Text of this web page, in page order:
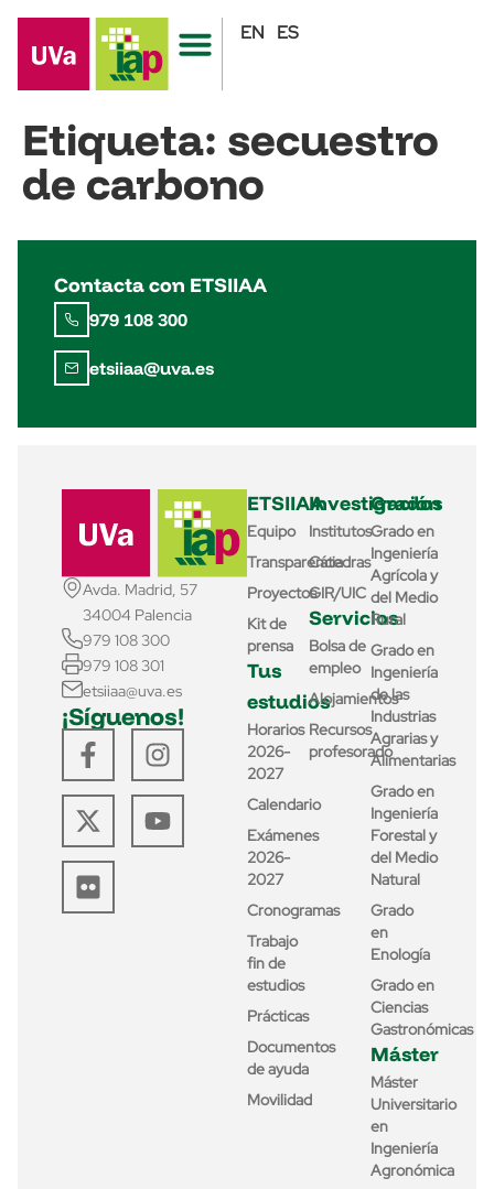
EN ES
Etiqueta: secuestro
de carbono
Contacta con ETSIIAA
979 108 300
etsiiaa@uva.es
Avda. Madrid, 57
34004 Palencia
979 108 300
979 108 301
etsiiaa@uva.es
¡Síguenos!
ETSIIAA
Equipo
Transparencia
Proyectos
Kit de
prensa
Tus
estudios
Horarios
2026-
2027
Calendario
Exámenes
2026-
2027
Cronogramas
Trabajo
fin de
estudios
Prácticas
Documentos
de ayuda
Movilidad
Investigación
Institutos
Cátedras
GIR/UIC
Servicios
Bolsa de
empleo
Alojamientos
Recursos
profesorado
Grados
Grado en
Ingeniería
Agrícola y
del Medio
Rural
Grado en
Ingeniería
de las
Industrias
Agrarias y
Alimentarias
Grado en
Ingeniería
Forestal y
del Medio
Natural
Grado
en
Enología
Grado en
Ciencias
Gastronómicas
Máster
Máster
Universitario
en
Ingeniería
Agronómica